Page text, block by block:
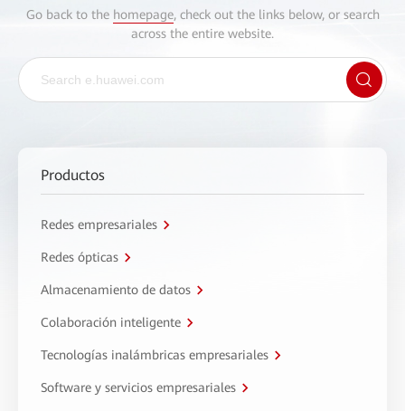
Go back to the homepage, check out the links below, or search
across the entire website.
Productos
Redes empresariales
Redes ópticas
Almacenamiento de datos
Colaboración inteligente
Tecnologías inalámbricas empresariales
Software y servicios empresariales